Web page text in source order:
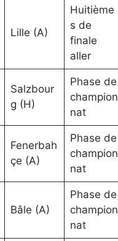
Lille (A)
Huitième
s de
finale
aller
Salzbour
g (H)
Phase de
champion
nat
Fenerbah
çe (A)
Phase de
champion
nat
Bâle (A)
Phase de
champion
nat